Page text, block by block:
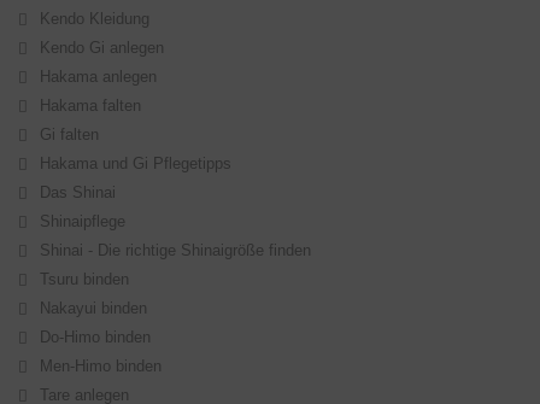
Kendo Kleidung
Kendo Gi anlegen
Hakama anlegen
Hakama falten
Gi falten
Hakama und Gi Pflegetipps
Das Shinai
Shinaipflege
Shinai - Die richtige Shinaigröße finden
Tsuru binden
Nakayui binden
Do-Himo binden
Men-Himo binden
Tare anlegen